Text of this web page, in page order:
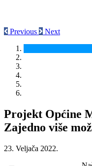
Previous Next
Projekt Općine
Zajedno više
23. Veljača 2022.